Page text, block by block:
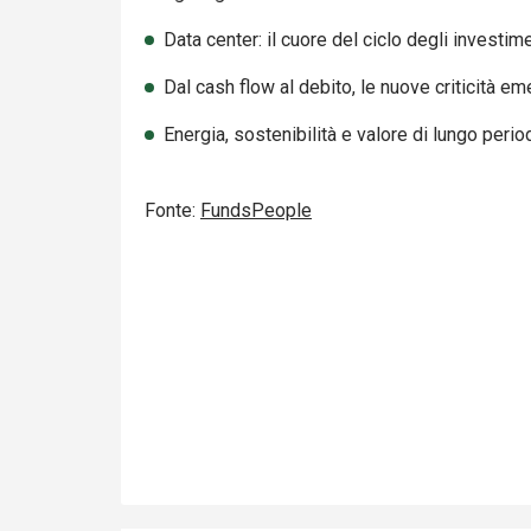
Data center: il cuore del ciclo degli
Dal cash flow al debito, le nuove criticità
Energia, sostenibilità e valore di lungo
Fonte: FundsPeople